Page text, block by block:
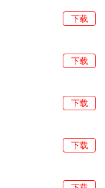
PUBGM、Roblox、
越的加速服务，提升
根据不同需求确保网
用户的使用习惯，界
都能确保不掉线、不
下载
下载
下载
下载